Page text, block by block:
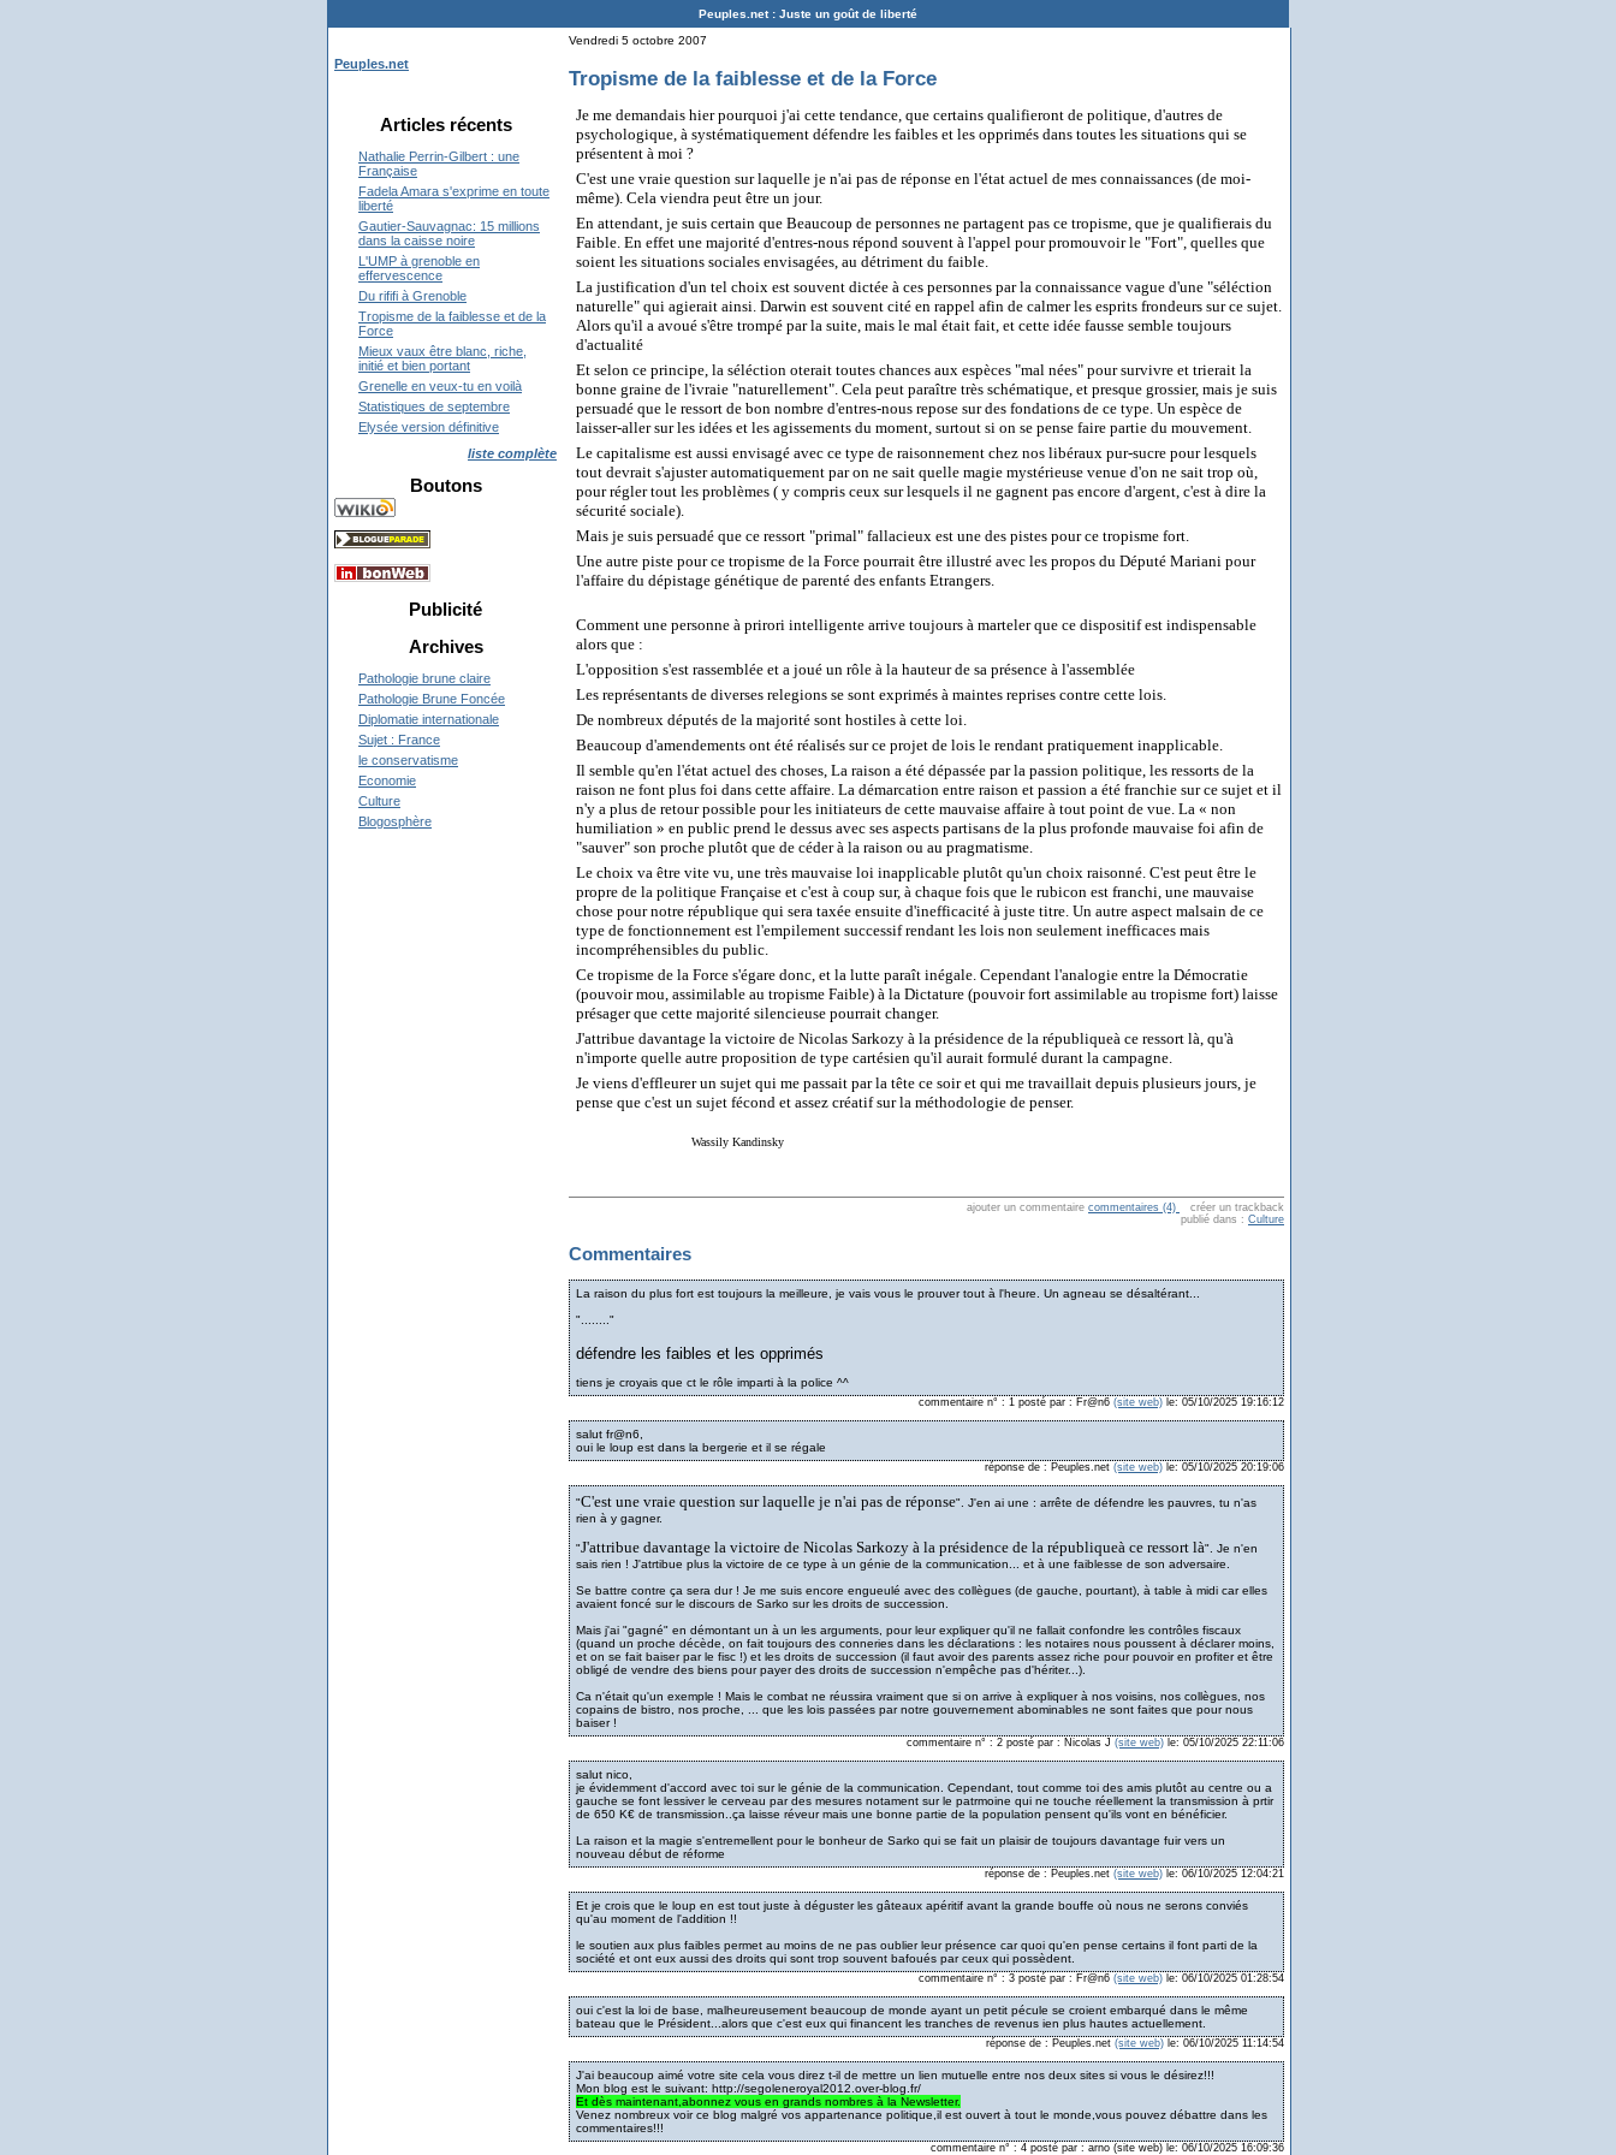
Peuples.net : Juste un goût de liberté
Peuples.net
Articles récents
Nathalie Perrin-Gilbert : une
Française
Fadela Amara s'exprime en toute
liberté
Gautier-Sauvagnac: 15 millions
dans la caisse noire
L'UMP à grenoble en
effervescence
Du rififi à Grenoble
Tropisme de la faiblesse et de la
Force
Mieux vaux être blanc, riche,
initié et bien portant
Grenelle en veux-tu en voilà
Statistiques de septembre
Elysée version définitive
liste complète
Boutons
Publicité
Archives
Pathologie brune claire
Pathologie Brune Foncée
Diplomatie internationale
Sujet : France
le conservatisme
Economie
Culture
Blogosphère
Vendredi 5 octobre 2007
Tropisme de la faiblesse et de la Force
Je me demandais hier pourquoi j'ai cette tendance, que certains qualifieront de politique, d'autres de
psychologique, à systématiquement défendre les faibles et les opprimés dans toutes les situations qui se
présentent à moi ?
C'est une vraie question sur laquelle je n'ai pas de réponse en l'état actuel de mes connaissances (de moi-
même). Cela viendra peut être un jour.
En attendant, je suis certain que Beaucoup de personnes ne partagent pas ce tropisme, que je qualifierais du
Faible. En effet une majorité d'entres-nous répond souvent à l'appel pour promouvoir le "Fort", quelles que
soient les situations sociales envisagées, au détriment du faible.
La justification d'un tel choix est souvent dictée à ces personnes par la connaissance vague d'une "séléction
naturelle" qui agierait ainsi. Darwin est souvent cité en rappel afin de calmer les esprits frondeurs sur ce sujet.
Alors qu'il a avoué s'être trompé par la suite, mais le mal était fait, et cette idée fausse semble toujours
d'actualité
Et selon ce principe, la séléction oterait toutes chances aux espèces "mal nées" pour survivre et trierait la
bonne graine de l'ivraie "naturellement". Cela peut paraître très schématique, et presque grossier, mais je suis
persuadé que le ressort de bon nombre d'entres-nous repose sur des fondations de ce type. Un espèce de
laisser-aller sur les idées et les agissements du moment, surtout si on se pense faire partie du mouvement.
Le capitalisme est aussi envisagé avec ce type de raisonnement chez nos libéraux pur-sucre pour lesquels
tout devrait s'ajuster automatiquement par on ne sait quelle magie mystérieuse venue d'on ne sait trop où,
pour régler tout les problèmes ( y compris ceux sur lesquels il ne gagnent pas encore d'argent, c'est à dire la
sécurité sociale).
Mais je suis persuadé que ce ressort "primal" fallacieux est une des pistes pour ce tropisme fort.
Une autre piste pour ce tropisme de la Force pourrait être illustré avec les propos du Député Mariani pour
l'affaire du dépistage génétique de parenté des enfants Etrangers.
Comment une personne à prirori intelligente arrive toujours à marteler que ce dispositif est indispensable
alors que :
L'opposition s'est rassemblée et a joué un rôle à la hauteur de sa présence à l'assemblée
Les représentants de diverses relegions se sont exprimés à maintes reprises contre cette lois.
De nombreux députés de la majorité sont hostiles à cette loi.
Beaucoup d'amendements ont été réalisés sur ce projet de lois le rendant pratiquement inapplicable.
Il semble qu'en l'état actuel des choses, La raison a été dépassée par la passion politique, les ressorts de la
raison ne font plus foi dans cette affaire. La démarcation entre raison et passion a été franchie sur ce sujet et il
n'y a plus de retour possible pour les initiateurs de cette mauvaise affaire à tout point de vue. La « non
humiliation » en public prend le dessus avec ses aspects partisans de la plus profonde mauvaise foi afin de
"sauver" son proche plutôt que de céder à la raison ou au pragmatisme.
Le choix va être vite vu, une très mauvaise loi inapplicable plutôt qu'un choix raisonné. C'est peut être le
propre de la politique Française et c'est à coup sur, à chaque fois que le rubicon est franchi, une mauvaise
chose pour notre république qui sera taxée ensuite d'inefficacité à juste titre. Un autre aspect malsain de ce
type de fonctionnement est l'empilement successif rendant les lois non seulement inefficaces mais
incompréhensibles du public.
Ce tropisme de la Force s'égare donc, et la lutte paraît inégale. Cependant l'analogie entre la Démocratie
(pouvoir mou, assimilable au tropisme Faible) à la Dictature (pouvoir fort assimilable au tropisme fort) laisse
présager que cette majorité silencieuse pourrait changer.
J'attribue davantage la victoire de Nicolas Sarkozy à la présidence de la républiqueà ce ressort là, qu'à
n'importe quelle autre proposition de type cartésien qu'il aurait formulé durant la campagne.
Je viens d'effleurer un sujet qui me passait par la tête ce soir et qui me travaillait depuis plusieurs jours, je
pense que c'est un sujet fécond et assez créatif sur la méthodologie de penser.
Wassily Kandinsky
ajouter un commentaire commentaires (4)
créer un trackback
publié dans : Culture
Commentaires
La raison du plus fort est toujours la meilleure, je vais vous le prouver tout à l'heure. Un agneau se désaltérant...
"........"
défendre les faibles et les opprimés
tiens je croyais que ct le rôle imparti à la police ^^
commentaire n° : 1 posté par : Fr@n6 (site web) le: 05/10/2025 19:16:12
salut fr@n6,
oui le loup est dans la bergerie et il se régale
réponse de : Peuples.net (site web) le: 05/10/2025 20:19:06
"C'est une vraie question sur laquelle je n'ai pas de réponse". J'en ai une : arrête de défendre les pauvres, tu n'as
rien à y gagner.
"J'attribue davantage la victoire de Nicolas Sarkozy à la présidence de la républiqueà ce ressort là". Je n'en
sais rien ! J'atrtibue plus la victoire de ce type à un génie de la communication... et à une faiblesse de son adversaire.
Se battre contre ça sera dur ! Je me suis encore engueulé avec des collègues (de gauche, pourtant), à table à midi car elles
avaient foncé sur le discours de Sarko sur les droits de succession.
Mais j'ai "gagné" en démontant un à un les arguments, pour leur expliquer qu'il ne fallait confondre les contrôles fiscaux
(quand un proche décède, on fait toujours des conneries dans les déclarations : les notaires nous poussent à déclarer moins,
et on se fait baiser par le fisc !) et les droits de succession (il faut avoir des parents assez riche pour pouvoir en profiter et être
obligé de vendre des biens pour payer des droits de succession n'empêche pas d'hériter...).
Ca n'était qu'un exemple ! Mais le combat ne réussira vraiment que si on arrive à expliquer à nos voisins, nos collègues, nos
copains de bistro, nos proche, ... que les lois passées par notre gouvernement abominables ne sont faites que pour nous
baiser !
commentaire n° : 2 posté par : Nicolas J (site web) le: 05/10/2025 22:11:06
salut nico,
je évidemment d'accord avec toi sur le génie de la communication. Cependant, tout comme toi des amis plutôt au centre ou a
gauche se font lessiver le cerveau par des mesures notament sur le patrmoine qui ne touche réellement la transmission à prtir
de 650 K€ de transmission..ça laisse réveur mais une bonne partie de la population pensent qu'ils vont en bénéficier.
La raison et la magie s'entremellent pour le bonheur de Sarko qui se fait un plaisir de toujours davantage fuir vers un
nouveau début de réforme
réponse de : Peuples.net (site web) le: 06/10/2025 12:04:21
Et je crois que le loup en est tout juste à déguster les gâteaux apéritif avant la grande bouffe où nous ne serons conviés
qu'au moment de l'addition !!
le soutien aux plus faibles permet au moins de ne pas oublier leur présence car quoi qu'en pense certains il font parti de la
société et ont eux aussi des droits qui sont trop souvent bafoués par ceux qui possèdent.
commentaire n° : 3 posté par : Fr@n6 (site web) le: 06/10/2025 01:28:54
oui c'est la loi de base, malheureusement beaucoup de monde ayant un petit pécule se croient embarqué dans le même
bateau que le Président...alors que c'est eux qui financent les tranches de revenus ien plus hautes actuellement.
réponse de : Peuples.net (site web) le: 06/10/2025 11:14:54
J'ai beaucoup aimé votre site cela vous direz t-il de mettre un lien mutuelle entre nos deux sites si vous le désirez!!!
Mon blog est le suivant: http://segoleneroyal2012.over-blog.fr/
Et dès maintenant,abonnez vous en grands nombres à la Newsletter.
Venez nombreux voir ce blog malgré vos appartenance politique,il est ouvert à tout le monde,vous pouvez débattre dans les
commentaires!!!
commentaire n° : 4 posté par : arno (site web) le: 06/10/2025 16:09:36